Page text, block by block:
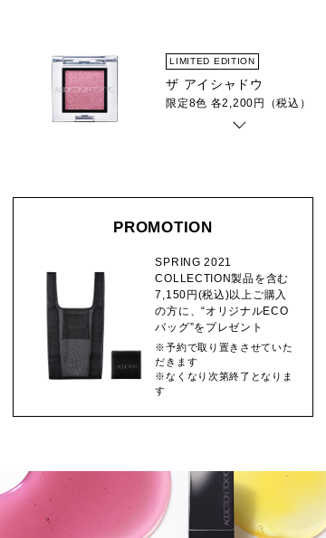
LIMITED EDITION
ザ アイシャドウ
限定8色 各2,200円（税込）
PROMOTION
SPRING 2021
COLLECTION製品を含む
7,150円(税込)以上ご購入
の方に、“オリジナルECO
バッグ”をプレゼント
※予約で取り置きさせていた
だきます
※なくなり次第終了となりま
す